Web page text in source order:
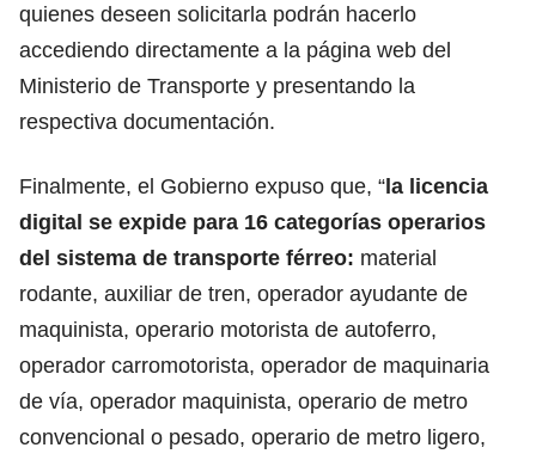
quienes deseen solicitarla podrán hacerlo
accediendo directamente a la página web del
Ministerio de Transporte y presentando la
respectiva documentación.
Finalmente, el Gobierno expuso que, “la licencia
digital se expide para 16 categorías operarios
del sistema de transporte férreo: material
rodante, auxiliar de tren, operador ayudante de
maquinista, operario motorista de autoferro,
operador carromotorista, operador de maquinaria
de vía, operador maquinista, operario de metro
convencional o pesado, operario de metro ligero,